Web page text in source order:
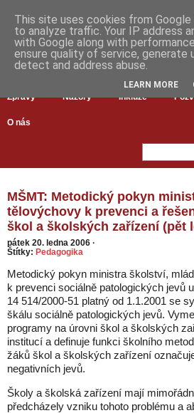
Zprávy Názory Inkluze
O nás
MŠMT: Metodický pokyn
tělovýchovy k prevenci a
škol a školských zařízení (pět
pátek 20. ledna 2006 ·
Štítky: Pedagogika
Metodický pokyn ministra školství,
k prevenci sociálně patologických jevů
14 514/2000-51 platný od 1.1.2001 se
škálu sociálně patologických jevů.
programy na úrovni škol a školských
institucí a definuje funkci školního
žáků škol a školských zařízení
negativních jevů.
Školy a školská zařízení mají
předcházely vzniku tohoto problému a
This site uses cookies from
to analyze traffic. Your IP address
with Google along with
ensure quality of service, generate
detect and address abuse.
LEARN MORE